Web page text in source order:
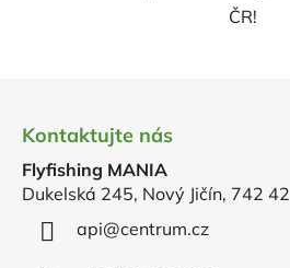
ČR!
Kontaktujte nás
Flyfishing MANIA
Dukelská 245, Nový Jičín, 742 42
api@centrum.cz